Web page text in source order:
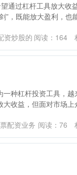
通过杠杆工具放大收
”，既能放大盈利，也
资炒股的 阅读： 164
种杠杆投资工具，
收益，但面对市场
配资业务 阅读： 76